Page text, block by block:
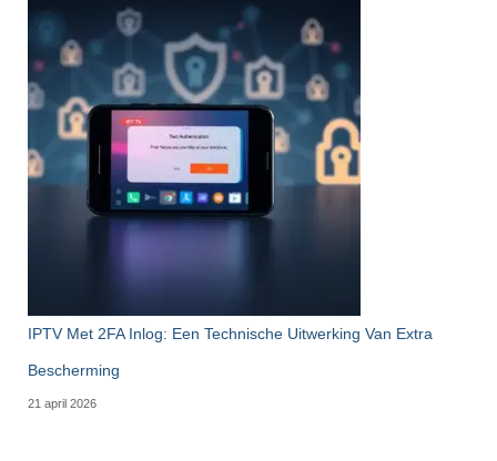
IPTV Met 2FA Inlog: Een Technische Uitwerking Van Extra
Bescherming
21 april 2026